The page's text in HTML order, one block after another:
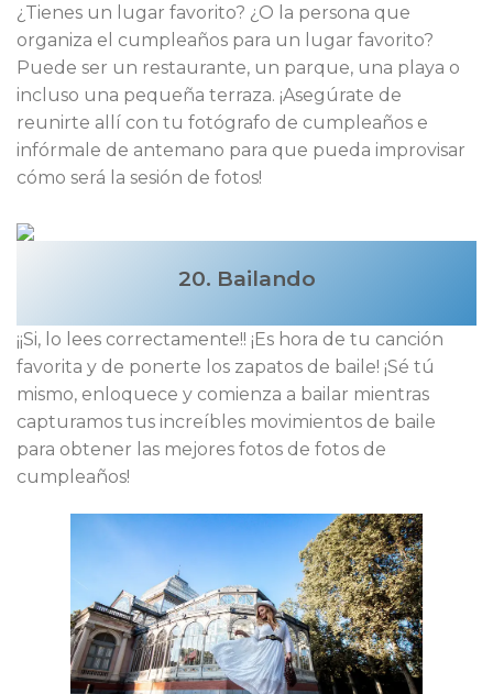
¿Tienes un lugar favorito? ¿O la persona que
organiza el cumpleaños para un lugar favorito?
Puede ser un restaurante, un parque, una playa o
incluso una pequeña terraza. ¡Asegúrate de
reunirte allí con tu fotógrafo de cumpleaños e
infórmale de antemano para que pueda improvisar
cómo será la sesión de fotos!
20. Bailando
¡¡Si, lo lees correctamente!! ¡Es hora de tu canción
favorita y de ponerte los zapatos de baile! ¡Sé tú
mismo, enloquece y comienza a bailar mientras
capturamos tus increíbles movimientos de baile
para obtener las mejores fotos de fotos de
cumpleaños!